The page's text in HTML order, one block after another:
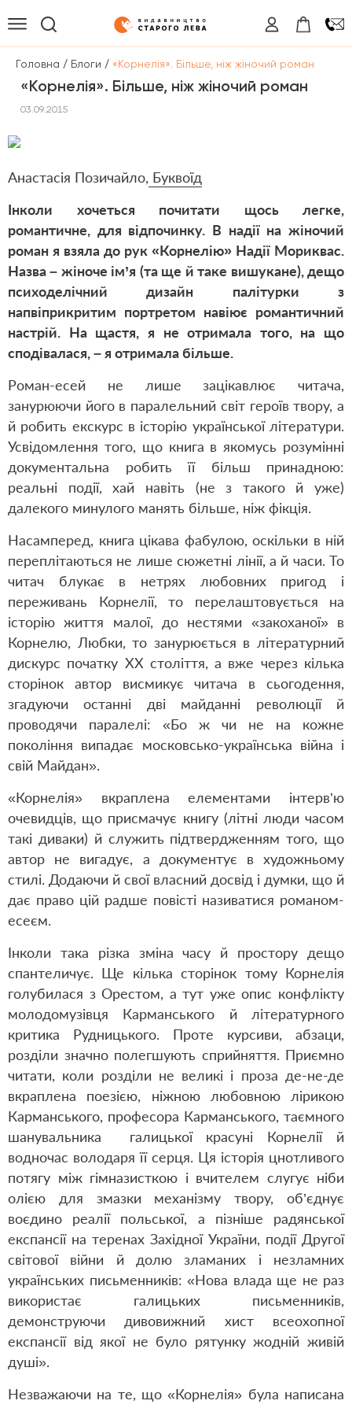
Головна / Блоги / «Корнелія». Більше, ніж жіночий роман
«Корнелія». Більше, ніж жіночий роман
03.09.2015
Анастасія Позичайло, Буквоїд
Інколи хочеться почитати щось легке,
романтичне, для відпочинку. В надії на жіночий
роман я взяла до рук «Корнелію» Надії Мориквас.
Назва – жіноче ім’я (та ще й таке вишукане), дещо
психоделічний дизайн палітурки з
напвіприкритим портретом навіює романтичний
настрій. На щастя, я не отримала того, на що
сподівалася, – я отримала більше.
Роман-есей не лише зацікавлює читача,
занурюючи його в паралельний світ героїв твору, а
й робить екскурс в історію української літератури.
Усвідомлення того, що книга в якомусь розумінні
документальна робить її більш принадною:
реальні події, хай навіть (не з такого й уже)
далекого минулого манять більше, ніж фікція.
Насамперед, книга цікава фабулою, оскільки в ній
переплітаються не лише сюжетні лінії, а й часи. То
читач блукає в нетрях любовних пригод і
переживань Корнелії, то перелаштовується на
історію життя малої, до нестями «закоханої» в
Корнелю, Любки, то занурюється в літературний
дискурс початку ХХ століття, а вже через кілька
сторінок автор висмикує читача в сьогодення,
згадуючи останні дві майданні революції й
проводячи паралелі: «Бо ж чи не на кожне
покоління випадає московсько-українська війна і
свій Майдан».
«Корнелія» вкраплена елементами інтерв’ю
очевидців, що присмачує книгу (літні люди часом
такі диваки) й служить підтвердженням того, що
автор не вигадує, а документує в художньому
стилі. Додаючи й свої власний досвід і думки, що й
дає право цій радше повісті називатися романом-
есеєм.
Інколи така різка зміна часу й простору дещо
спантеличує. Ще кілька сторінок тому Корнелія
голубилася з Орестом, а тут уже опис конфлікту
молодомузівця Карманського й літературного
критика Рудницького. Проте курсиви, абзаци,
розділи значно полегшують сприйняття. Приємно
читати, коли розділи не великі і проза де-не-де
вкраплена поезією, ніжною любовною лірикою
Карманського, професора Карманського, таємного
шанувальника галицької красуні Корнелії й
водночас володаря її серця. Ця історія цнотливого
потягу між гімназисткою і вчителем слугує ніби
олією для змазки механізму твору, об’єднує
воєдино реалії польської, а пізніше радянської
експансії на теренах Західної України, події Другої
світової війни й долю зламаних і незламних
українських письменників: «Нова влада ще не раз
використає галицьких письменників,
демонструючи дивовижний хист всеохопної
експансії від якої не було рятунку жодній живій
душі».
Незважаючи на те, що «Корнелія» була написана